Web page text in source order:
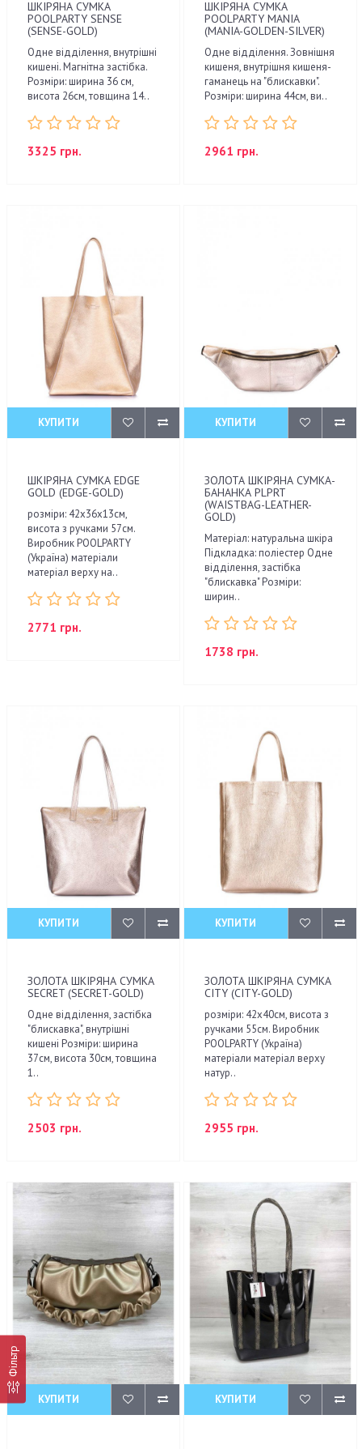
Фільтр
ШКІРЯНА СУМКА
POOLPARTY SENSE
(SENSE-GOLD)
Одне відділення, внутрішні
кишені. Магнітна застібка.
Розміри: ширина 36 см,
висота 26см, товщина 14..
3325 грн.
ШКІРЯНА СУМКА
POOLPARTY MANIA
(MANIA-GOLDEN-SILVER)
Одне відділення. Зовнішня
кишеня, внутрішня кишеня-
гаманець на "блискавки".
Розміри: ширина 44см, ви..
2961 грн.
КУПИТИ
ШКІРЯНА СУМКА EDGE
GOLD (EDGE-GOLD)
розміри: 42х36х13см,
висота з ручками 57см.
Виробник POOLPARTY
(Україна) матеріали
матеріал верху на..
2771 грн.
КУПИТИ
ЗОЛОТА ШКІРЯНА СУМКА-
БАНАНКА PLPRT
(WAISTBAG-LEATHER-
GOLD)
Матеріал: натуральна шкіра
Підкладка: поліестер Одне
відділення, застібка
"блискавка" Розміри:
ширин..
1738 грн.
КУПИТИ
ЗОЛОТА ШКІРЯНА СУМКА
SECRET (SECRET-GOLD)
Одне відділення, застібка
"блискавка", внутрішні
кишені Розміри: ширина
37см, висота 30см, товщина
1..
2503 грн.
КУПИТИ
ЗОЛОТА ШКІРЯНА СУМКА
CITY (CITY-GOLD)
розміри: 42х40см, висота з
ручками 55см. Виробник
POOLPARTY (Україна)
матеріали матеріал верху
натур..
2955 грн.
КУПИТИ КУПИТИ